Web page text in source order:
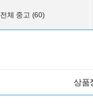
전체 중고 (60)
상품